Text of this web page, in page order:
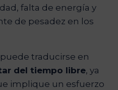
falta de energía y
de pesadez en los
traducirse en
del tiempo libre, ya
implique un esfuerzo